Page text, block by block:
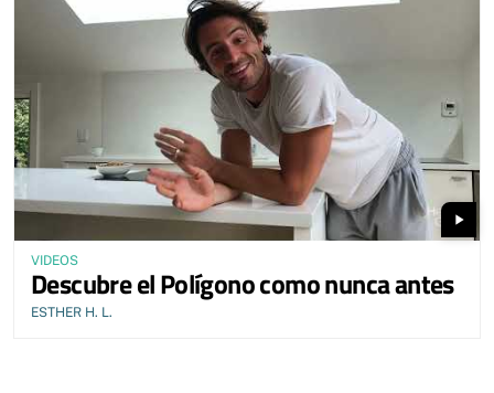
play_arrow
VIDEOS
Descubre el Polígono como nunca antes
ESTHER H. L.